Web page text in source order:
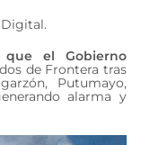
Digital.
que el Gobierno
de Frontera tras
Putumayo,
alarma y